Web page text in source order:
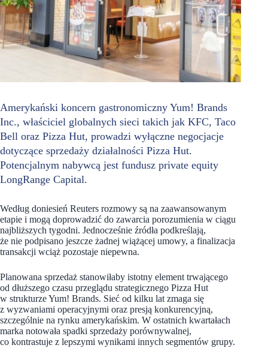
Amerykański koncern gastronomiczny Yum! Brands
Inc., właściciel globalnych sieci takich jak KFC, Taco
Bell oraz Pizza Hut, prowadzi wyłączne negocjacje
dotyczące sprzedaży działalności Pizza Hut.
Potencjalnym nabywcą jest fundusz private equity
LongRange Capital.
Według doniesień Reuters rozmowy są na zaawansowanym
etapie i mogą doprowadzić do zawarcia porozumienia w ciągu
najbliższych tygodni. Jednocześnie źródła podkreślają,
że nie podpisano jeszcze żadnej wiążącej umowy, a finalizacja
transakcji wciąż pozostaje niepewna.
Planowana sprzedaż stanowiłaby istotny element trwającego
od dłuższego czasu przeglądu strategicznego Pizza Hut
w strukturze Yum! Brands. Sieć od kilku lat zmaga się
z wyzwaniami operacyjnymi oraz presją konkurencyjną,
szczególnie na rynku amerykańskim. W ostatnich kwartałach
marka notowała spadki sprzedaży porównywalnej,
co kontrastuje z lepszymi wynikami innych segmentów grupy.